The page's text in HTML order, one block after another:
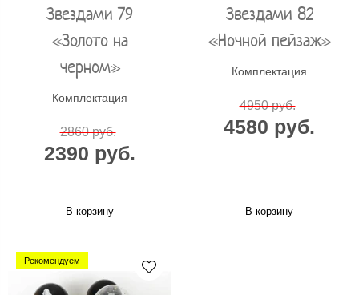
Звездами 79
«Золото на
черном»
Комплектация
2860 руб.
2390 руб.
В корзину
Звездами 82
«Ночной пейзаж»
Комплектация
4950 руб.
4580 руб.
В корзину
Рекомендуем